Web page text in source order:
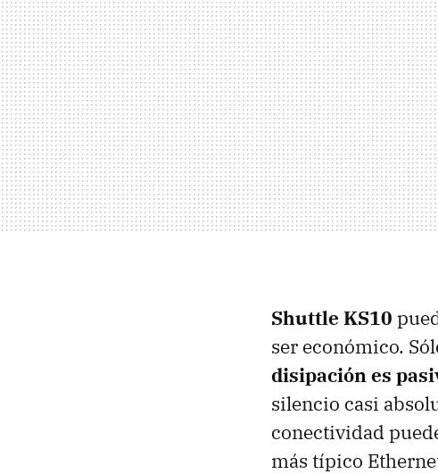
Shuttle KS10
ser económico.
disipación es
silencio casi
conectividad
más típico